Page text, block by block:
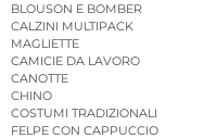
BLOUSON E BOMBER
CALZINI MULTIPACK
MAGLIETTE
CAMICIE DA LAVORO
CANOTTE
CHINO
COSTUMI TRADIZIONALI
FELPE CON CAPPUCCIO